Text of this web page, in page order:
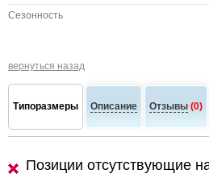
Сезонность
вернуться назад
Типоразмеры Описание Отзывы (0)
Позиции отсутствующие